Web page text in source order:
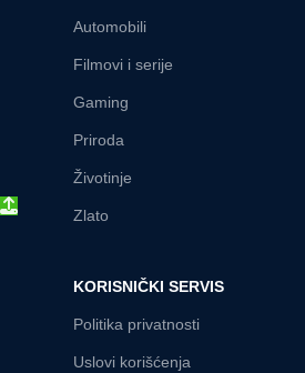
Automobili
Filmovi i serije
Gaming
Priroda
Životinje
Zlato
KORISNIČKI SERVIS
Politika privatnosti
Uslovi korišćenja